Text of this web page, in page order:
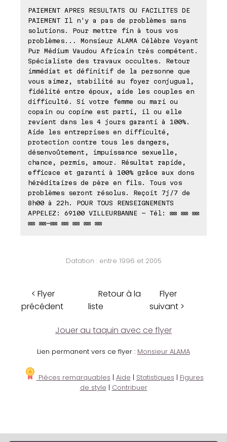
PAIEMENT APRES RESULTATS OU FACILITES DE
PAIEMENT Il n'y a pas de problèmes sans
solutions. Pour mettre fin à tous vos
problèmes... Monsieur ALAMA Célèbre Voyant
Pur Médium Vaudou Africain très compétent.
Spécialiste des travaux occultes. Retour
immédiat et définitif de la personne que
vous aimez, stabilité au foyer conjugual,
fidélité entre époux, aide les couples en
difficulté. Si votre femme ou mari ou
copain ou copine est parti, il ou elle
revient dans les 4 jours garanti à 100%.
Aide les entreprises en difficulté,
protection contre tous les dangers,
désenvoûtement, impuissance sexuelle,
chance, permis, amour. Résultat rapide,
efficace et garanti à 100% grâce aux dons
héréditaires de père en fils. Tous vos
problèmes seront résolus. Reçoit 7j/7 de
8h00 à 22h. POUR TOUS RENSEIGNEMENTS
APPELEZ: 69100 VILLEURBANNE - Tél: ⊠⊠ ⊠⊠ ⊠⊠
⊠⊠ ⊠⊠-⊠⊠ ⊠⊠ ⊠⊠ ⊠⊠ ⊠⊠
Datation : entre 1996 et 2005
< Flyer
précédent
Retour à la
liste
Flyer
suivant >
Jouer au taquin avec ce flyer
Lien permanent vers ce flyer : Monsieur ALAMA
Pièces remarquables | Aide | Statistiques | Figures
de style | Contribuer